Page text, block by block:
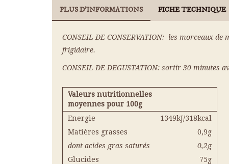
PLUS D'INFORMATIONS FICHE TECHNIQUE
CONSEIL DE CONSERVATION: les morceaux
frigidaire.
CONSEIL DE DEGUSTATION: sortir 30 minutes
Valeurs nutritionnelles
moyennes pour 100g
Energie
1349kJ/318kcal
Matières grasses
0,9g
dont acides gras saturés
0,2g
Glucides
75g